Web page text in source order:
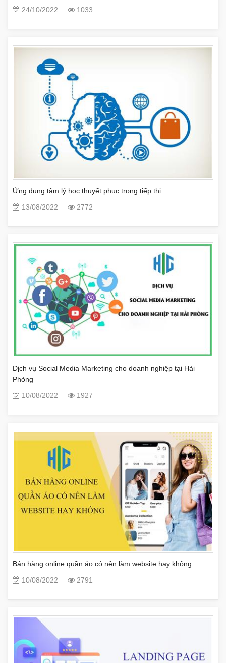
24/10/2022
1033
Ứng dụng tâm lý học thuyết phục trong tiếp thị
13/08/2022
2772
Dịch vụ Social Media Marketing cho doanh nghiệp tại Hải
Phòng
10/08/2022
1927
Bán hàng online quần áo có nên làm website hay không
10/08/2022
2791